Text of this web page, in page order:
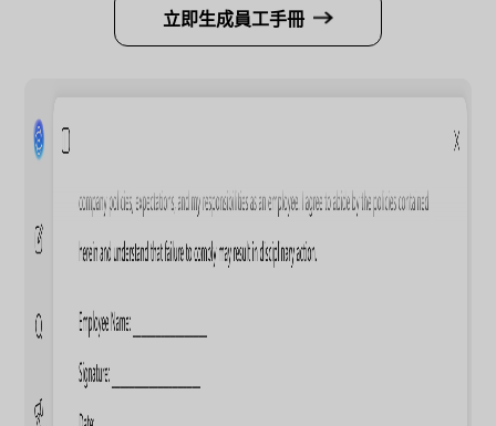
立即生成員工手冊